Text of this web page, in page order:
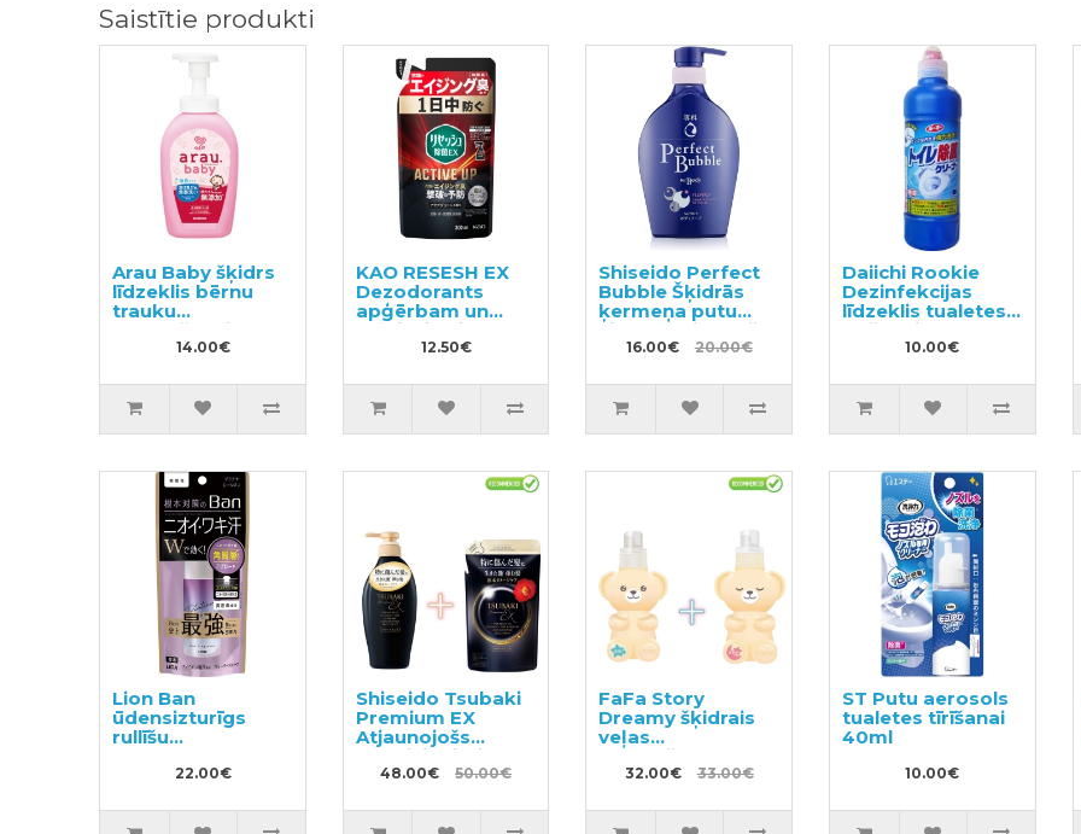
Saistītie produkti
Arau Baby šķidrs
līdzeklis bērnu
trauku
mazgāšanai
14.00€
KAO RESESH EX
Dezodorants
apģērbam un
veļai, pildviela
12.50€
Shiseido Perfect
Bubble Šķidrās
ķermeņa putu
ziepes ar ilgstošu
dezodorējošu
16.00€ 20.00€
Daiichi Rookie
Dezinfekcijas
līdzeklis tualetes
tīrīšanai 500ml
10.00€
Lion Ban
ūdensizturīgs
rullīšu
antiperspirants
22.00€
Shiseido Tsubaki
Premium EX
Atjaunojošs
kondicionieris-
maska ​​bojātiem
pildviela 300ml
48.00€ 50.00€
FaFa Story
Dreamy šķidrais
veļas
mazgāšanas
līdzeklis 400g +
450g
32.00€ 33.00€
ST Putu aerosols
tualetes tīrīšanai
40ml
10.00€